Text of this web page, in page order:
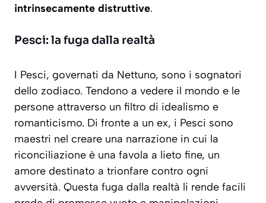
intrinsecamente distruttive.
Pesci: la fuga dalla realtà
I Pesci, governati da Nettuno, sono i sognatori
dello zodiaco. Tendono a vedere il mondo e le
persone attraverso un filtro di idealismo e
romanticismo. Di fronte a un ex, i Pesci sono
maestri nel creare una narrazione in cui la
riconciliazione è una favola a lieto fine, un
amore destinato a trionfare contro ogni
avversità. Questa fuga dalla realtà li rende facili